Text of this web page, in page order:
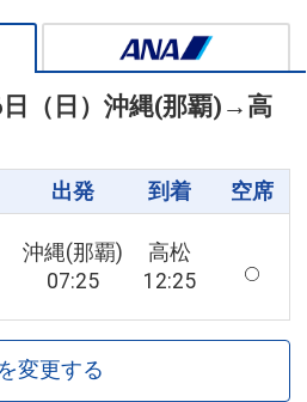
（日） 沖縄(那覇) → 高
出発 到着 空席
沖縄(那覇)
07:25
高松
12:25
変更する